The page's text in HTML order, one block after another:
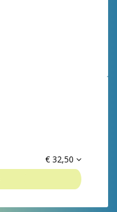
€ 32,50